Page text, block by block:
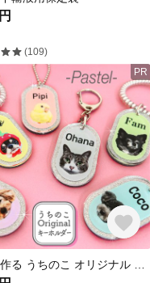
(109)
PR
写真で作る うちのこ オリジナル キーホルダー パステルカラー 愛犬 愛猫 ペット 犬 猫 推し活 うちの子